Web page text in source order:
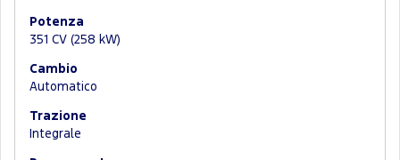
Potenza
351 CV (258 kW)
Cambio
Automatico
Trazione
Integrale